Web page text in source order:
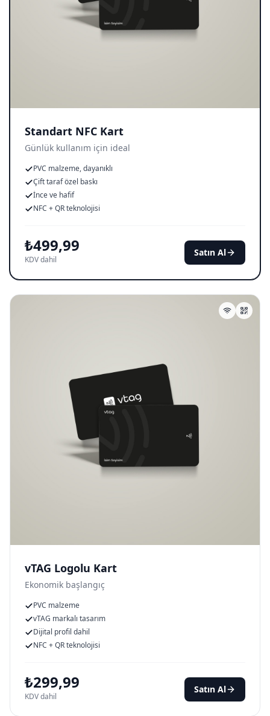
Standart NFC Kart
Günlük kullanım için ideal
PVC malzeme, dayanıklı
Çift taraf özel baskı
İnce ve hafif
NFC + QR teknolojisi
₺499,99
KDV dahil
Satın Al
vTAG Logolu Kart
Ekonomik başlangıç
PVC malzeme
vTAG markalı tasarım
Dijital profil dahil
NFC + QR teknolojisi
₺299,99
KDV dahil
Satın Al